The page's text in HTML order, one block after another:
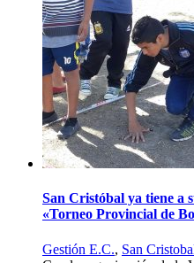
San Cristóbal ya tiene a
«Torneo Provincial de
Gestión E.C., San